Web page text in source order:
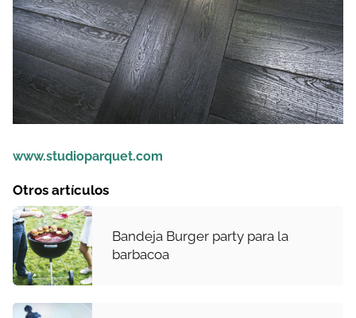
www.studioparquet.com
Otros artículos
Bandeja Burger party para la
barbacoa